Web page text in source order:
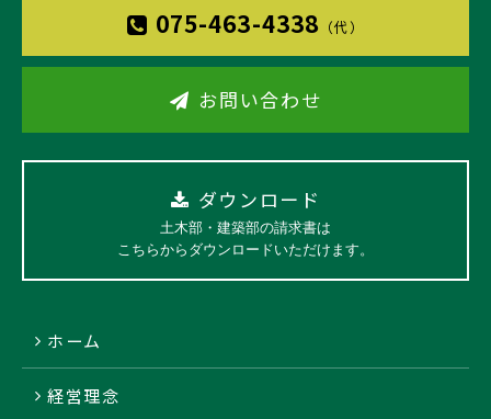
075-463-4338（代）
お問い合わせ
ダウンロード
土木部・建築部の請求書は
こちらからダウンロードいただけます。
ホーム
経営理念